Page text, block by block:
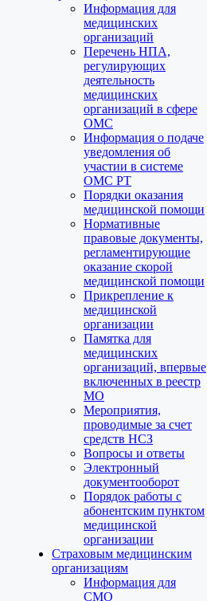
Информация для
медицинских
организаций
Перечень НПА,
регулирующих
деятельность
медицинских
организаций в сфере
ОМС
Информация о подаче
уведомления об
участии в системе
ОМС РТ
Порядки оказания
медицинской помощи
Нормативные
правовые документы,
регламентирующие
оказание скорой
медицинской помощи
Прикрепление к
медицинской
организации
Памятка для
медицинских
организаций, впервые
включенных в реестр
МО
Мероприятия,
проводимые за счет
средств НСЗ
Вопросы и ответы
Электронный
документооборот
Порядок работы с
абонентским пунктом
медицинской
организации
Страховым медицинским
организациям
Информация для
СМО